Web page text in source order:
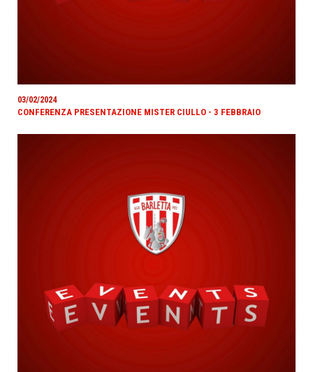
03/02/2024
CONFERENZA PRESENTAZIONE MISTER CIULLO - 3 FEBBRAIO